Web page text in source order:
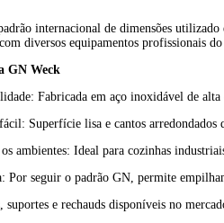
internacional de dimensões
diversos equipamentos profissionais do
GN Weck
Fabricada em aço inoxidável de
Superfície lisa e cantos arredondados
ambientes: Ideal para cozinhas
Por seguir o padrão GN, permite
e rechauds disponíveis no